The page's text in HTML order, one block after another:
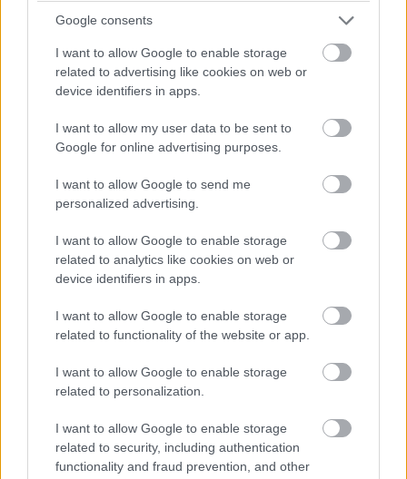
Google consents
I want to allow Google to enable storage
related to advertising like cookies on web or
device identifiers in apps.
I want to allow my user data to be sent to
Google for online advertising purposes.
I want to allow Google to send me
personalized advertising.
I want to allow Google to enable storage
related to analytics like cookies on web or
device identifiers in apps.
I want to allow Google to enable storage
related to functionality of the website or app.
I want to allow Google to enable storage
related to personalization.
I want to allow Google to enable storage
related to security, including authentication
functionality and fraud prevention, and other
majd innen, a Williams elég kakukktojás, mivel Albon nem volt
rossz a szabadedzéseken.
Ahogyan gyorsulni fog a pálya és egyre jobban gumizódik,
bőven benne van, hogy Perez ideje nem lesz elég a Q2-be
jutásra, bár ha elegendő is lenne, akkor sem zárhatna a 15.
helynél előrébb, hiszen megtörte az energiaitalos autót.
Fontos megjegyezni a szabadedzésekkel ellentétben az óra itt
Jelenleg Hamilton, De Vries, Sargeant, Sainz és Albon vannak
kieső pozícióban. Bő egy perc és újraindulnak a dolgok.